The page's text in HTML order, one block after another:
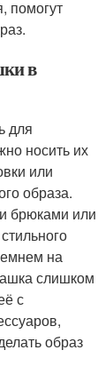
помогут
в
для
носить их
или
образа.
брюками или
на
слишком
с
образ